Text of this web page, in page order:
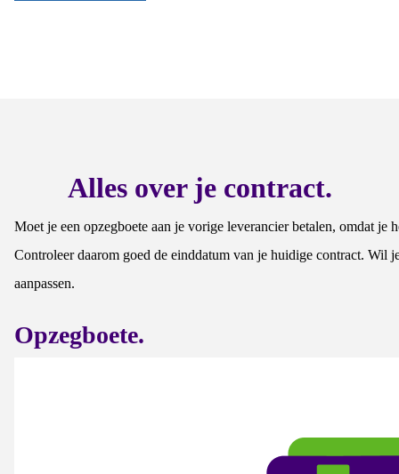
Alles over je contract.
Moet je een opzegboete aan je vorige leverancier betalen, omdat je
Controleer daarom goed de einddatum van je huidige contract. Wil
aanpassen.
Opzegboete.